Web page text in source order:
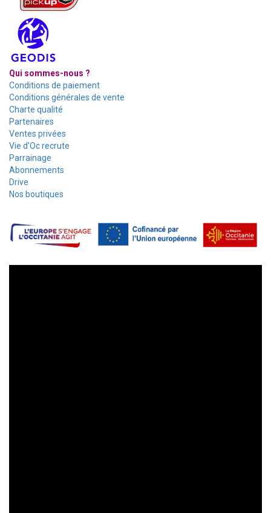
Qui sommes-nous ?
Conditions de paiement
Conditions générales de vente
Charte qualité
Partenaires
Ventes privées
Vie d'Oc recrute
Parrainage
Abonnements
Drive
Nos boutiques